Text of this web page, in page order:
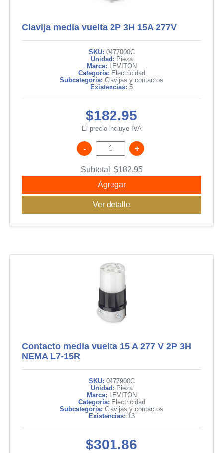
Clavija media vuelta 2P 3H 15A 277V
SKU: 0477000C
Unidad: Pieza
Marca: LEVITON
Categoría: Electricidad
Subcategoría: Clavijas y contactos
Existencias: 5
$182.95
El precio incluye IVA
- +
Subtotal: $182.95
Agregar
Ver detalle
Contacto media vuelta 15 A 277 V 2P 3H
NEMA L7-15R
SKU: 0477900C
Unidad: Pieza
Marca: LEVITON
Categoría: Electricidad
Subcategoría: Clavijas y contactos
Existencias: 13
$301.86